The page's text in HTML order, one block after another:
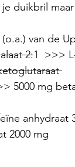
duikbril
van de
2:1  >>>
5000 mg
anhydraat
2000 mg